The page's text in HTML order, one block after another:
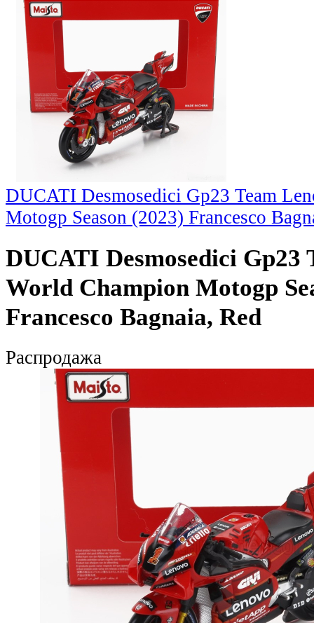
DUCATI Desmosedici Gp23 Team
Motogp Season (2023) Francesco
DUCATI Desmosedici
World Champion Motogp
Francesco Bagnaia, Red
Распродажа